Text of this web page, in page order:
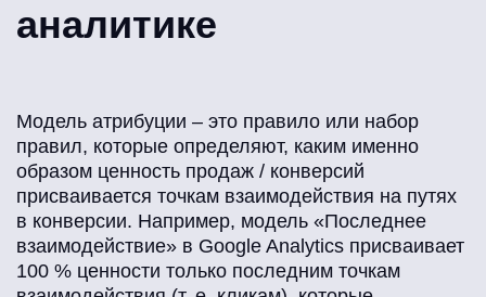
аналитике
Модель атрибуции – это правило или набор
правил, которые определяют, каким именно
образом ценность продаж / конверсий
присваивается точкам взаимодействия на путях
в конверсии. Например, модель «Последнее
взаимодействие» в Google Analytics присваивает
100 % ценности только последним точкам